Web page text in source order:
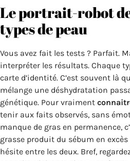
Le portrait-robot
types de peau
Vous avez fait les tests ? Parfait.
interpréter les résultats. Chaque
carte d’identité. C’est souvent là
mélange une déshydratation
génétique. Pour vraiment
tenir aux faits observés, sans
manque de gras en permanence,
grasse produit du sébum en
hésite entre les deux. Bref,